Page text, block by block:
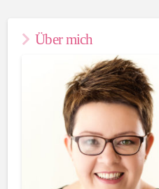
Über mich